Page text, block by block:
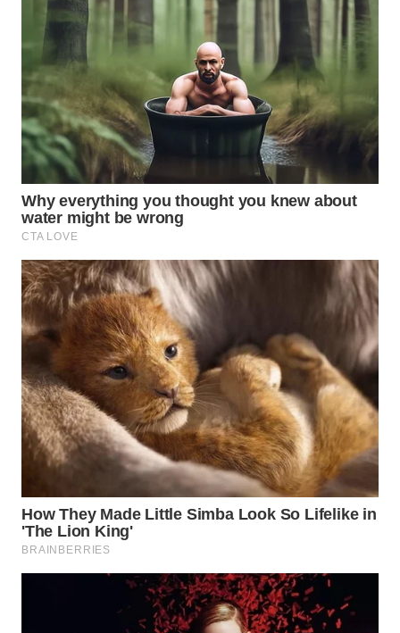
LISTRIK
WAHANA
TRAVEL
WAHANA
TV
WAHANANEWS
ID
CO ID
WAHANANEWS
NET
WAHANA
SPORT
WAHANA
UMKM
WAHANA
SELEB